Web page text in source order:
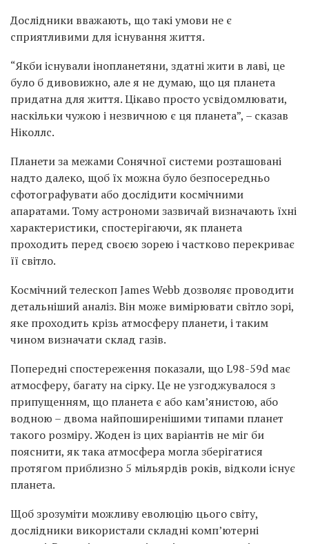
Дослідники вважають, що такі умови не є
сприятливими для існування життя.
“Якби існували інопланетяни, здатні жити в лаві, це
було б дивовижно, але я не думаю, що ця планета
придатна для життя. Цікаво просто усвідомлювати,
наскільки чужою і незвичною є ця планета”, – сказав
Ніколлс.
Планети за межами Сонячної системи розташовані
надто далеко, щоб їх можна було безпосередньо
сфотографувати або дослідити космічними
апаратами. Тому астрономи зазвичай визначають їхні
характеристики, спостерігаючи, як планета
проходить перед своєю зорею і частково перекриває
її світло.
Космічний телескоп James Webb дозволяє проводити
детальніший аналіз. Він може вимірювати світло зорі,
яке проходить крізь атмосферу планети, і таким
чином визначати склад газів.
Попередні спостереження показали, що L98-59d має
атмосферу, багату на сірку. Це не узгоджувалося з
припущенням, що планета є або кам’янистою, або
водною – двома найпоширенішими типами планет
такого розміру. Жоден із цих варіантів не міг би
пояснити, як така атмосфера могла зберігатися
протягом приблизно 5 мільярдів років, відколи існує
планета.
Щоб зрозуміти можливу еволюцію цього світу,
дослідники використали складні комп’ютерні